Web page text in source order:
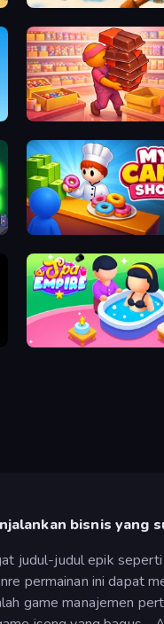
Candy Packing Store
My Cake Shop
Spa Empire
bisnis yang
judul-judul epik
permainan ini dapat
game manajemen